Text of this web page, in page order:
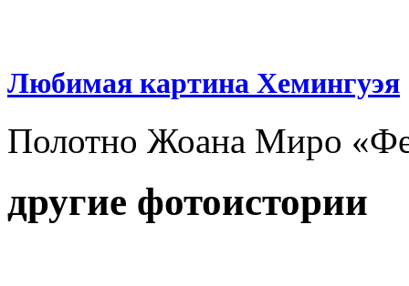
Любимая картина Хемингуэя
Полотно Жоана Миро
другие фотоистории